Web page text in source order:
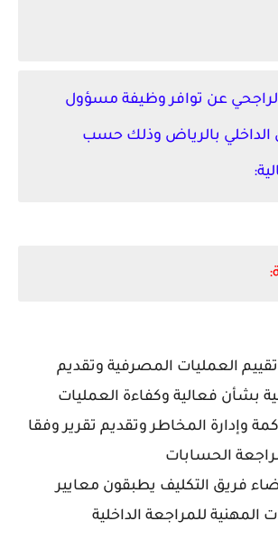
عن توافر وظيفة مسؤول
الداخلي بالرياض وذلك حسب
العمليات المصرفية وتقديم
بشأن فعالية وكفاءة العمليات
وإدارة المخاطر وتقديم تقرير وفقا
الحسابات
فريق التكليف يطبقون معايير
للمراجعة الداخلية